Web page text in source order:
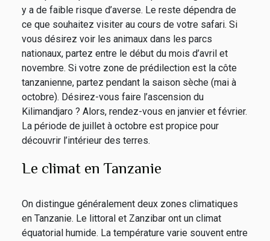
y a de faible risque d’averse. Le reste dépendra de
ce que souhaitez visiter au cours de votre safari. Si
vous désirez voir les animaux dans les parcs
nationaux, partez entre le début du mois d’avril et
novembre. Si votre zone de prédilection est la côte
tanzanienne, partez pendant la saison sèche (mai à
octobre). Désirez-vous faire l’ascension du
Kilimandjaro ? Alors, rendez-vous en janvier et février.
La période de juillet à octobre est propice pour
découvrir l’intérieur des terres.
Le climat en Tanzanie
On distingue généralement deux zones climatiques
en Tanzanie. Le littoral et Zanzibar ont un climat
équatorial humide. La température varie souvent entre